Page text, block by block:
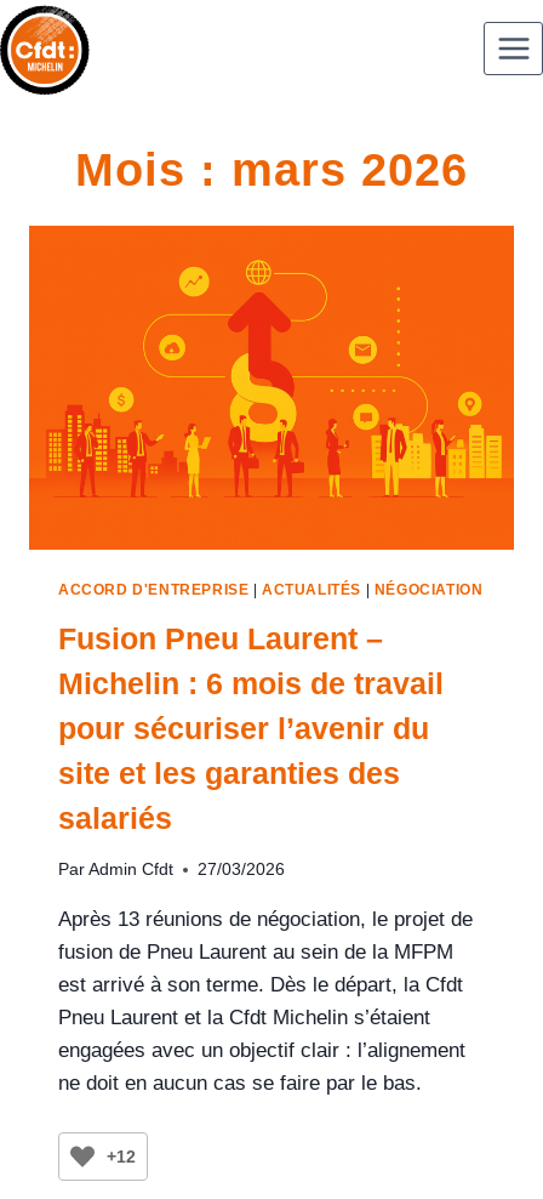
Mois : mars 2026
ACCORD D'ENTREPRISE |ACTUALITÉS | NÉGOCIATION
Fusion Pneu Laurent –
Michelin : 6 mois de travail
pour sécuriser l’avenir du
site et les garanties des
salariés
Par Admin Cfdt 27/03/2026
Après 13 réunions de négociation, le projet de
fusion de Pneu Laurent au sein de la MFPM
est arrivé à son terme. Dès le départ, la Cfdt
Pneu Laurent et la Cfdt Michelin s’étaient
engagées avec un objectif clair : l’alignement
ne doit en aucun cas se faire par le bas.
+12